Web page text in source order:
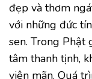
đẹp và thơm
với những đức
sen. Trong Phật
tâm thanh tịnh,
viên mãn. Quá